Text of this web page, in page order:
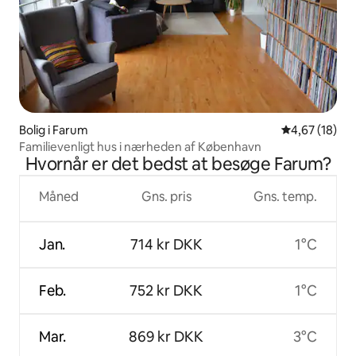
Bolig i Farum 4,67 ud af 5
4,67 (18)
Familievenligt hus i nærheden af København
Hvornår er det bedst at besøge Farum?
Måned
Jan.
Feb.
Mar.
Gns. pris
714 kr DKK
752 kr DKK
869 kr DKK
Gns. temp.
1°C
1°C
3°C